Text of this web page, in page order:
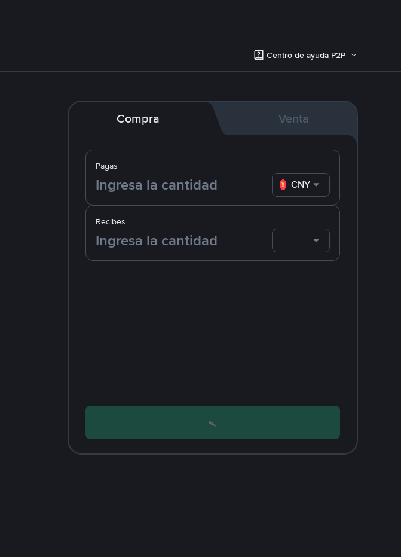
Centro de ayuda P2P
Compra Venta
Pagas
CNY
Recibes